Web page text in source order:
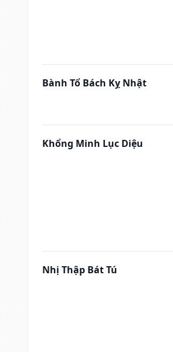
Bành Tổ Bách Kỵ Nhật
Khổng Minh Lục Diệu
Nhị Thập Bát Tú